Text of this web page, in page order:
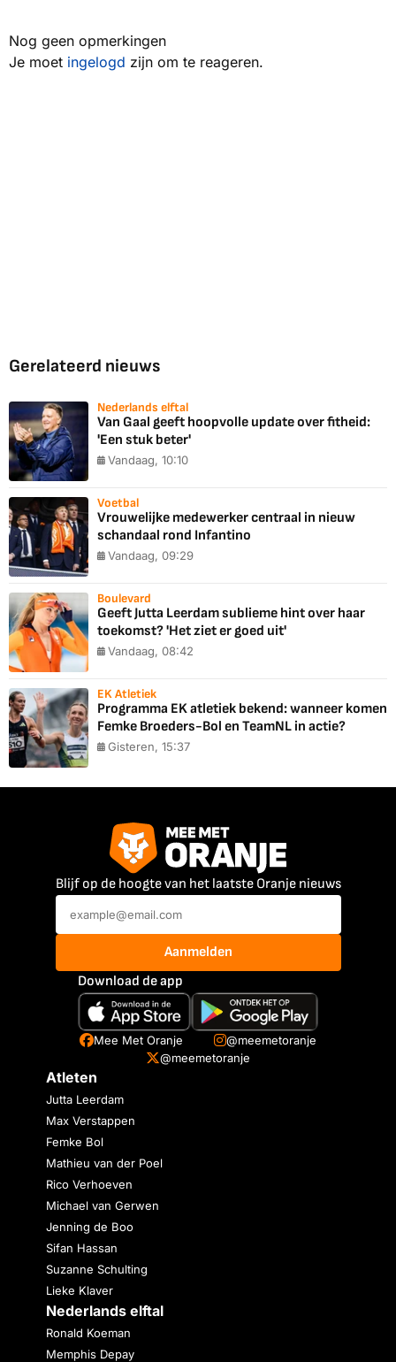
Nog geen opmerkingen
Je moet ingelogd zijn om te reageren.
Gerelateerd nieuws
Nederlands elftal
Van Gaal geeft hoopvolle update over fitheid:
'Een stuk beter'
Vandaag, 10:10
Voetbal
Vrouwelijke medewerker centraal in nieuw
schandaal rond Infantino
Vandaag, 09:29
Boulevard
Geeft Jutta Leerdam sublieme hint over haar
toekomst? 'Het ziet er goed uit'
Vandaag, 08:42
EK Atletiek
Programma EK atletiek bekend: wanneer komen
Femke Broeders-Bol en TeamNL in actie?
Gisteren, 15:37
Blijf op de hoogte van het laatste Oranje nieuws
Aanmelden
Download de app
Mee Met Oranje
@meemetoranje
@meemetoranje
Atleten
Jutta Leerdam
Max Verstappen
Femke Bol
Mathieu van der Poel
Rico Verhoeven
Michael van Gerwen
Jenning de Boo
Sifan Hassan
Suzanne Schulting
Lieke Klaver
Nederlands elftal
Ronald Koeman
Memphis Depay